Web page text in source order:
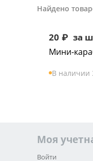
Найдено
20 ₽ за
Мини-
В наличии
Моя
Войти